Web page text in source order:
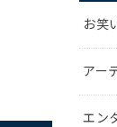
お笑
アー
エン